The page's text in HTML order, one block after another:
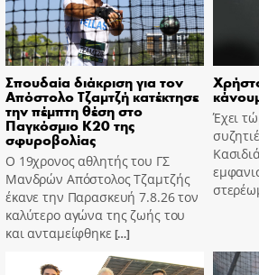
Σπουδαία διάκριση για τον
Απόστολο Τζαμτζή κατέκτησε
την πέμπτη θέση στο
Παγκόσμιο Κ20 της
σφυροβολίας
Ο 19χρονος αθλητής του ΓΣ
Μανδρών Απόστολος Τζαμτζής
έκανε την Παρασκευή 7.8.26 τον
καλύτερο αγώνα της ζωής του
και ανταμείφθηκε […]
Έχει